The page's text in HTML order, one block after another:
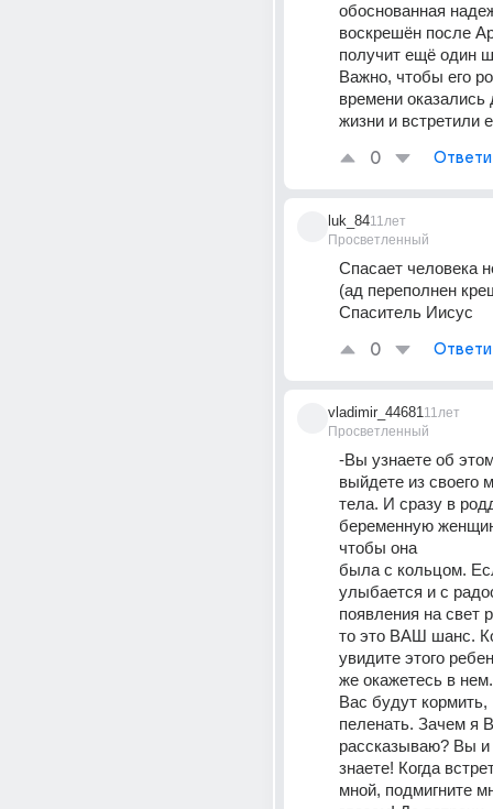
обоснованная
воскрешён после
получит ещё один
Важно, чтобы его
времени
жизни и встретили
0
luk_84
Просветленный
11лет
Спасает человека
(ад переполнен
Спаситель Иисус
0
vladimir_44681
Просветленный
11лет
-Вы узнаете об
выйдете из своего
тела. И сразу в
беременную
чтобы она
была с кольцом.
улыбается и с
появления на свет
то это ВАШ шанс.
увидите этого
же окажетесь в нем.
Вас будут
пеленать. Зачем я
рассказываю? Вы
знаете! Когда
мной, подмигните